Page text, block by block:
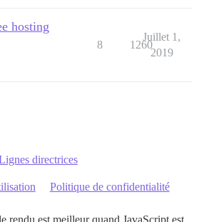
hosting
8 1260
Juillet 1,
2019
directrices
Politique de confidentialité
rendu est meilleur quand JavaScript est